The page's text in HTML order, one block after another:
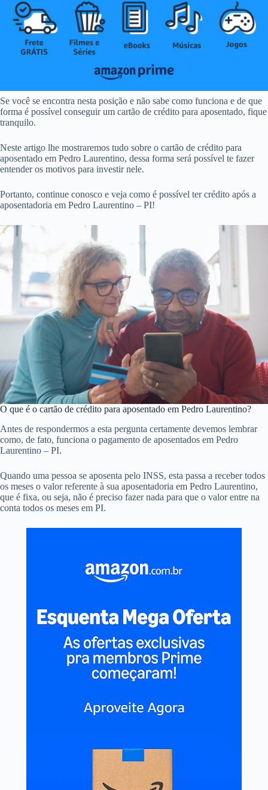
Se você se encontra nesta posição e não sabe como funciona e de que
forma é possível conseguir um cartão de crédito para aposentado, fique
tranquilo.
Neste artigo lhe mostraremos tudo sobre o cartão de crédito para
aposentado em Pedro Laurentino, dessa forma será possível te fazer
entender os motivos para investir nele.
Portanto, continue conosco e veja como é possível ter crédito após a
aposentadoria em Pedro Laurentino – PI!
O que é o cartão de crédito para aposentado em Pedro Laurentino?
Antes de respondermos a esta pergunta certamente devemos lembrar
como, de fato, funciona o pagamento de aposentados em Pedro
Laurentino – PI.
Quando uma pessoa se aposenta pelo INSS, esta passa a receber todos
os meses o valor referente à sua aposentadoria em Pedro Laurentino,
que é fixa, ou seja, não é preciso fazer nada para que o valor entre na
conta todos os meses em PI.